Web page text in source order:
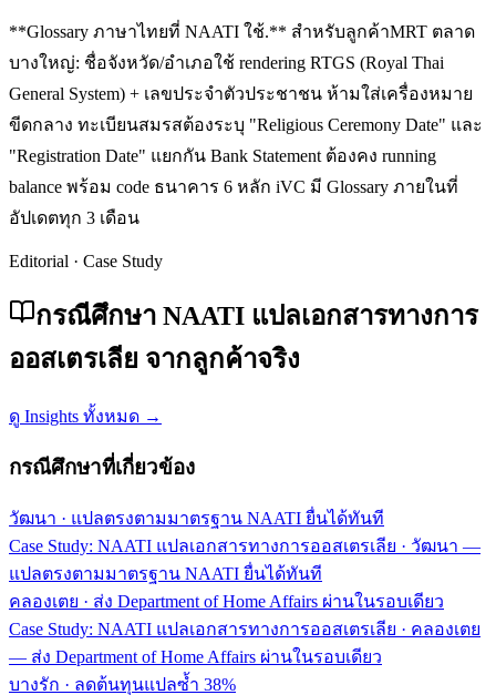
**Glossary ภาษาไทยที่ NAATI ใช้.** สำหรับลูกค้าMRT ตลาด
บางใหญ่: ชื่อจังหวัด/อำเภอใช้ rendering RTGS (Royal Thai
General System) + เลขประจำตัวประชาชน ห้ามใส่เครื่องหมาย
ขีดกลาง ทะเบียนสมรสต้องระบุ "Religious Ceremony Date" และ
"Registration Date" แยกกัน Bank Statement ต้องคง running
balance พร้อม code ธนาคาร 6 หลัก iVC มี Glossary ภายในที่
อัปเดตทุก 3 เดือน
Editorial · Case Study
กรณีศึกษา NAATI แปลเอกสารทางการ
ออสเตรเลีย จากลูกค้าจริง
ดู Insights ทั้งหมด →
กรณีศึกษาที่เกี่ยวข้อง
วัฒนา · แปลตรงตามมาตรฐาน NAATI ยื่นได้ทันที
Case Study: NAATI แปลเอกสารทางการออสเตรเลีย · วัฒนา —
แปลตรงตามมาตรฐาน NAATI ยื่นได้ทันที
คลองเตย · ส่ง Department of Home Affairs ผ่านในรอบเดียว
Case Study: NAATI แปลเอกสารทางการออสเตรเลีย · คลองเตย
— ส่ง Department of Home Affairs ผ่านในรอบเดียว
บางรัก · ลดต้นทุนแปลซ้ำ 38%